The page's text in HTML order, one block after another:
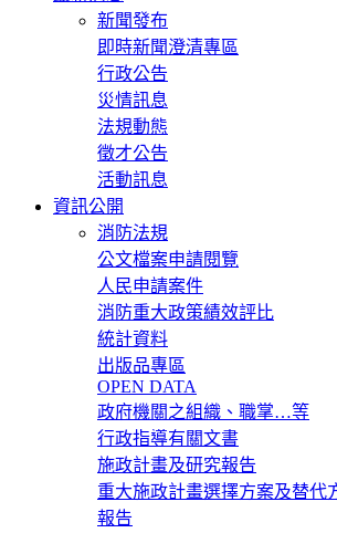
新聞發布
即時新聞澄清專區
行政公告
災情訊息
法規動態
徵才公告
活動訊息
資訊公開
消防法規
公文檔案申請閱覽
人民申請案件
消防重大政策績效評比
統計資料
出版品專區
OPEN DATA
政府機關之組織、職掌…等
行政指導有關文書
施政計畫及研究報告
重大施政計畫選擇方案及替代
報告